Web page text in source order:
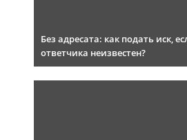
Без адресата: как подать иск,
ответчика неизвестен?